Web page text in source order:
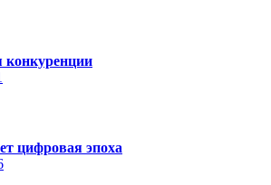
цифровая эпоха